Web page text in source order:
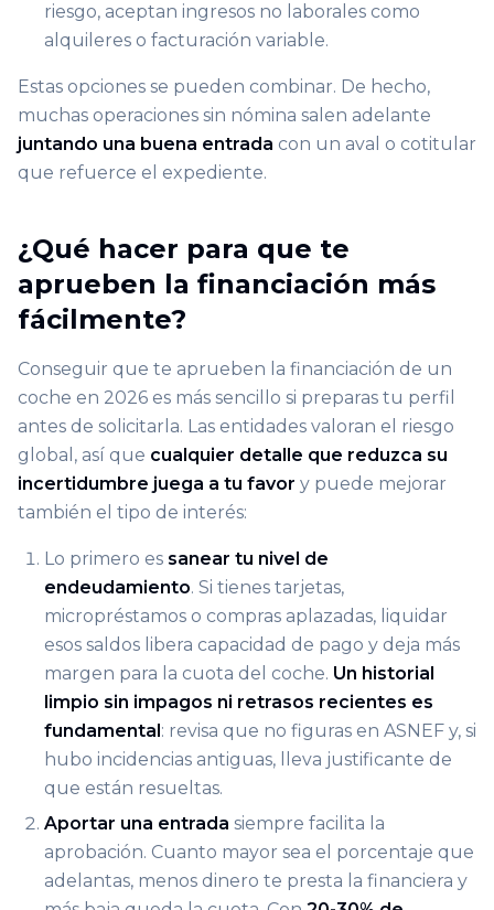
riesgo, aceptan ingresos no laborales como
alquileres o facturación variable.
Estas opciones se pueden combinar. De hecho,
muchas operaciones sin nómina salen adelante
juntando una buena entrada con un aval o cotitular
que refuerce el expediente.
¿Qué hacer para que te
aprueben la financiación más
fácilmente?
Conseguir que te aprueben la financiación de un
coche en 2026 es más sencillo si preparas tu perfil
antes de solicitarla. Las entidades valoran el riesgo
global, así que cualquier detalle que reduzca su
incertidumbre juega a tu favor y puede mejorar
también el tipo de interés:
Lo primero es sanear tu nivel de
endeudamiento. Si tienes tarjetas,
micropréstamos o compras aplazadas, liquidar
esos saldos libera capacidad de pago y deja más
margen para la cuota del coche. Un historial
limpio sin impagos ni retrasos recientes es
fundamental: revisa que no figuras en ASNEF y, si
hubo incidencias antiguas, lleva justificante de
que están resueltas.
Aportar una entrada siempre facilita la
aprobación. Cuanto mayor sea el porcentaje que
adelantas, menos dinero te presta la financiera y